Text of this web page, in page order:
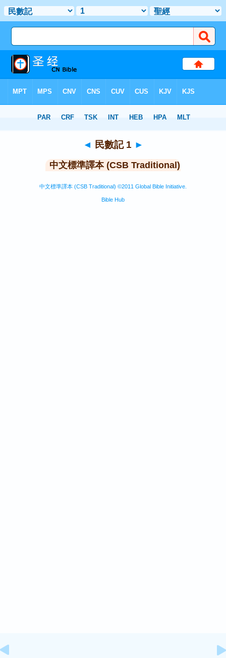
> 民數記 1
◄ 民數記 1 ►
中文標準譯本 (CSB Traditional)
中文標準譯本 (CSB Traditional) ©2011 Global Bible Initiative.
Bible Hub